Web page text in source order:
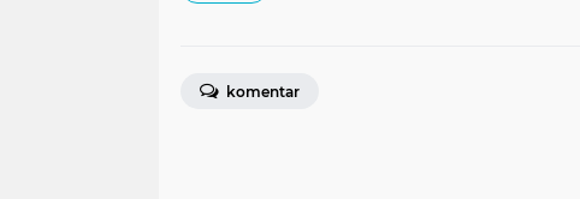
komentar